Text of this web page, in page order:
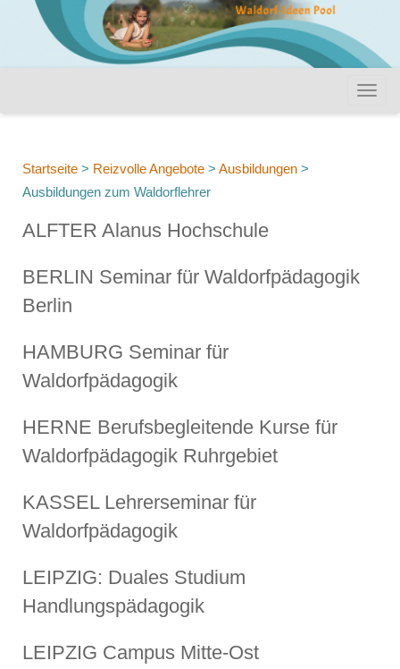
Startseite > Reizvolle Angebote > Ausbildungen >
Ausbildungen zum Waldorflehrer
ALFTER Alanus Hochschule
BERLIN Seminar für Waldorfpädagogik
Berlin
HAMBURG Seminar für
Waldorfpädagogik
HERNE Berufsbegleitende Kurse für
Waldorfpädagogik Ruhrgebiet
KASSEL Lehrerseminar für
Waldorfpädagogik
LEIPZIG: Duales Studium
Handlungspädagogik
LEIPZIG Campus Mitte-Ost